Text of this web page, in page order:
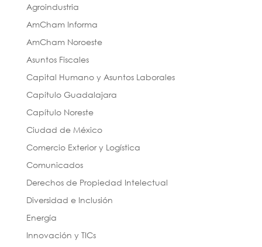
Agroindustria
AmCham Informa
AmCham Noroeste
Asuntos Fiscales
Capital Humano y Asuntos Laborales
Capítulo Guadalajara
Capítulo Noreste
Ciudad de México
Comercio Exterior y Logística
Comunicados
Derechos de Propiedad Intelectual
Diversidad e Inclusión
Energía
Innovación y TICs